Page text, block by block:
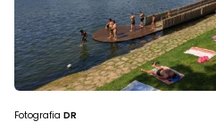
Fotografia DR